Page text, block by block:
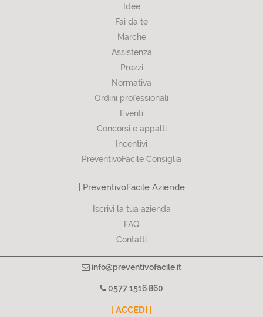
Idee
Fai da te
Marche
Assistenza
Prezzi
Normativa
Ordini professionali
Eventi
Concorsi e appalti
Incentivi
PreventivoFacile Consiglia
| PreventivoFacile Aziende
Iscrivi la tua azienda
FAQ
Contatti
info@preventivofacile.it
0577 1516 860
| ACCEDI |